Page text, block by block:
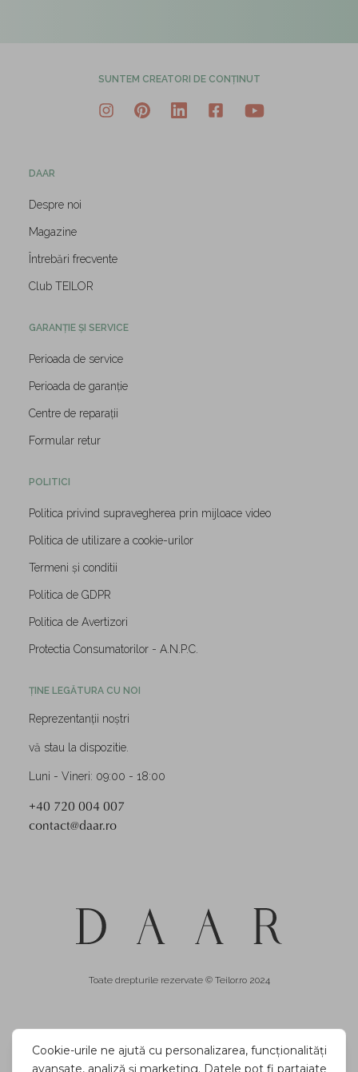
SUNTEM CREATORI DE CONȚINUT
DAAR
Despre noi
Magazine
Întrebări frecvente
Club TEILOR
GARANȚIE ȘI SERVICE
Perioada de service
Perioada de garanție
Centre de reparații
Formular retur
POLITICI
Politica privind supravegherea prin mijloace video
Politica de utilizare a cookie-urilor
Termeni și conditii
Politica de GDPR
Politica de Avertizori
Protectia Consumatorilor - A.N.P.C.
ȚINE LEGĂTURA CU NOI
Reprezentanții noștri
vă stau la dispozitie.
Luni - Vineri: 09:00 - 18:00
+40 720 004 007
contact@daar.ro
Toate drepturile rezervate © Teilor.ro 2024